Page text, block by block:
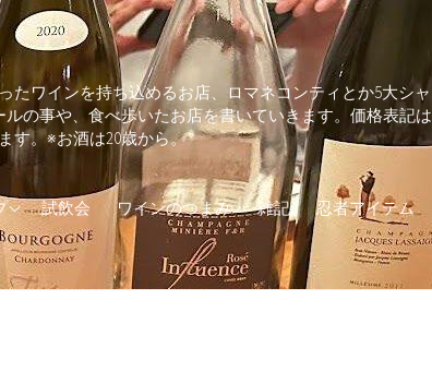
ワインを持ち込めるお店、ロマネコンティとか5大シャ
の事や、食べ歩いたお店を書いていきます。価格表記は
す。※お酒は20歳から。
ショップ
ショップ
試飲会 ワインのつまみ 雑記 忍者アイテム